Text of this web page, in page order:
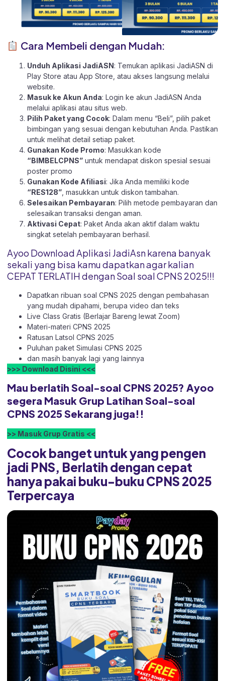
Cara Membeli dengan Mudah:
Unduh Aplikasi JadiASN: Temukan aplikasi JadiASN di
Play Store atau App Store , atau akses langsung melalui
website.
Masuk ke Akun Anda: Login ke akun JadiASN Anda
melalui aplikasi atau situs web.
Pilih Paket yang Cocok: Dalam menu “Beli”, pilih paket
bimbingan yang sesuai dengan kebutuhan Anda. Pastikan
untuk melihat detail setiap paket.
Gunakan Kode Promo: Masukkan kode
“BIMBELCPNS” untuk mendapat diskon spesial sesuai
poster promo
Gunakan Kode Afiliasi: Jika Anda memiliki kode
“RES128” , masukkan untuk diskon tambahan.
Selesaikan Pembayaran: Pilih metode pembayaran dan
selesaikan transaksi dengan aman.
Aktivasi Cepat: Paket Anda akan aktif dalam waktu
singkat setelah pembayaran berhasil.
Ayoo Download Aplikasi JadiAsn karena banyak
sekali yang bisa kamu dapatkan agar kalian
CEPAT TERLATIH dengan Soal soal CPNS 2025!!!
Dapatkan ribuan soal CPNS 2025 dengan pembahasan
yang mudah dipahami, berupa video dan teks
Live Class Gratis (Berlajar Bareng lewat Zoom)
Materi-materi CPNS 2025
Ratusan Latsol CPNS 2025
Puluhan paket Simulasi CPNS 2025
dan masih banyak lagi yang lainnya
>>> Download Disini <<<
Mau berlatih Soal-soal CPNS 2025? Ayoo
segera Masuk Grup Latihan Soal-soal
CPNS 2025 Sekarang juga!!
>> Masuk Grup Gratis <<
Cocok banget untuk yang pengen
jadi PNS, Berlatih dengan cepat
hanya pakai buku-buku CPNS 2025
Terpercaya